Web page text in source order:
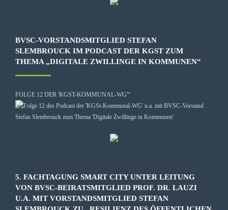
BVSC-VORSTANDSMITGLIED STEFAN
SLEMBROUCK IM PODCAST DER KGST ZUM
THEMA „DIGITALE ZWILLINGE IN KOMMUNEN“
FOLGE 12 DER 'KGST-KOMMUNAL-WG'“
5. FACHTAGUNG SMART CITY UNTER LEITUNG
VON BVSC-BEIRATSMITGLIED PROF. DR. LAUZI
U.A. MIT VORSTANDSMITGLIED STEFAN